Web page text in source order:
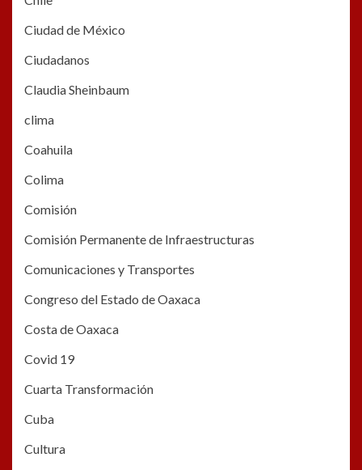
Ciudad de México
Ciudadanos
Claudia Sheinbaum
clima
Coahuila
Colima
Comisión
Comisión Permanente de Infraestructuras
Comunicaciones y Transportes
Congreso del Estado de Oaxaca
Costa de Oaxaca
Covid 19
Cuarta Transformación
Cuba
Cultura